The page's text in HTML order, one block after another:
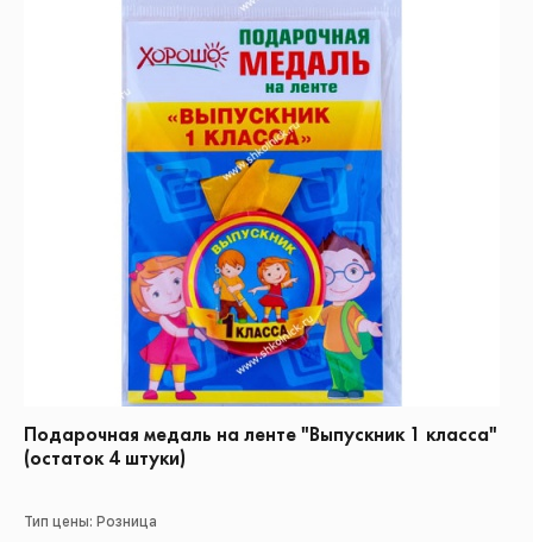
Подарочная медаль на ленте "Выпускник 1 класса"
(остаток 4 штуки)
Тип цены: Розница